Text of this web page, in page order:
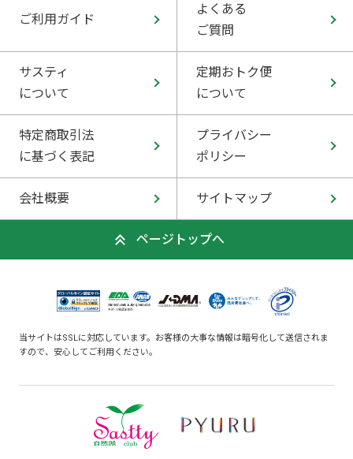
ご利用ガイド
よくある
ご質問
サスティ
について
定期おトク便
について
特定商取引法
に基づく表記
プライバシー
ポリシー
会社概要 サイトマップ
ページトップへ
当サイトはSSLに対応しています。お客様の大事な情報は暗号化して送信されま
すので、安心してご利用ください。